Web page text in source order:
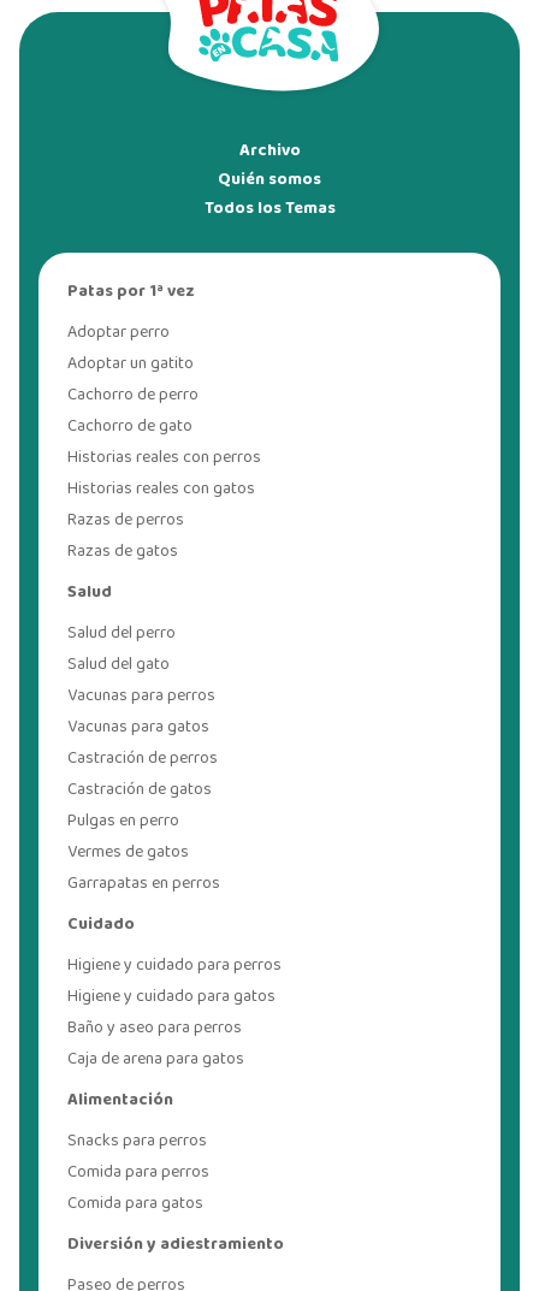
Archivo
Quién somos
Todos los Temas
Patas por 1ª vez
Adoptar perro
Adoptar un gatito
Cachorro de perro
Cachorro de gato
Historias reales con perros
Historias reales con gatos
Razas de perros
Razas de gatos
Salud
Salud del perro
Salud del gato
Vacunas para perros
Vacunas para gatos
Castración de perros
Castración de gatos
Pulgas en perro
Vermes de gatos
Garrapatas en perros
Cuidado
Higiene y cuidado para perros
Higiene y cuidado para gatos
Baño y aseo para perros
Caja de arena para gatos
Alimentación
Snacks para perros
Comida para perros
Comida para gatos
Diversión y adiestramiento